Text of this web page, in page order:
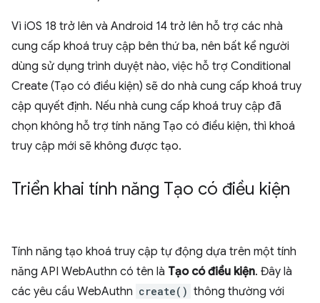
Vì iOS 18 trở lên và Android 14 trở lên hỗ trợ các nhà
cung cấp khoá truy cập bên thứ ba, nên bất kể người
dùng sử dụng trình duyệt nào, việc hỗ trợ Conditional
Create (Tạo có điều kiện) sẽ do nhà cung cấp khoá truy
cập quyết định. Nếu nhà cung cấp khoá truy cập đã
chọn không hỗ trợ tính năng Tạo có điều kiện, thì khoá
truy cập mới sẽ không được tạo.
Triển khai tính năng Tạo có điều kiện
Tính năng tạo khoá truy cập tự động dựa trên một tính
năng API WebAuthn có tên là Tạo có điều kiện. Đây là
các yêu cầu WebAuthn create() thông thường với